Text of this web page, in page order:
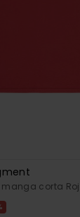
corta